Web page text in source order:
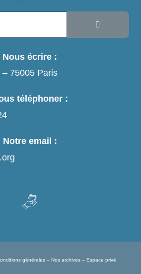
Nous écrire :
– 75005 Paris
téléphoner :
Notre email :
générales – Nos archives – Espace privé